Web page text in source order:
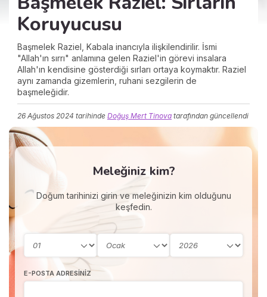
Koruyucusu
Başmelek Raziel, Kabala inancıyla ilişkilendirilir. İsmi
"Allah'ın sırrı" anlamına gelen Raziel'in görevi insalara
Allah'ın kendisine gösterdiği sırları ortaya koymaktır. Raziel
aynı zamanda gizemlerin, ruhani sezgilerin de
başmeleğidir.
26 Ağustos 2024 tarihinde Doğuş Mert Tinova tarafından güncellendi
Meleğiniz kim?
Doğum tarihinizi girin ve meleğinizin kim olduğunu
keşfedin.
E-POSTA ADRESINIZ